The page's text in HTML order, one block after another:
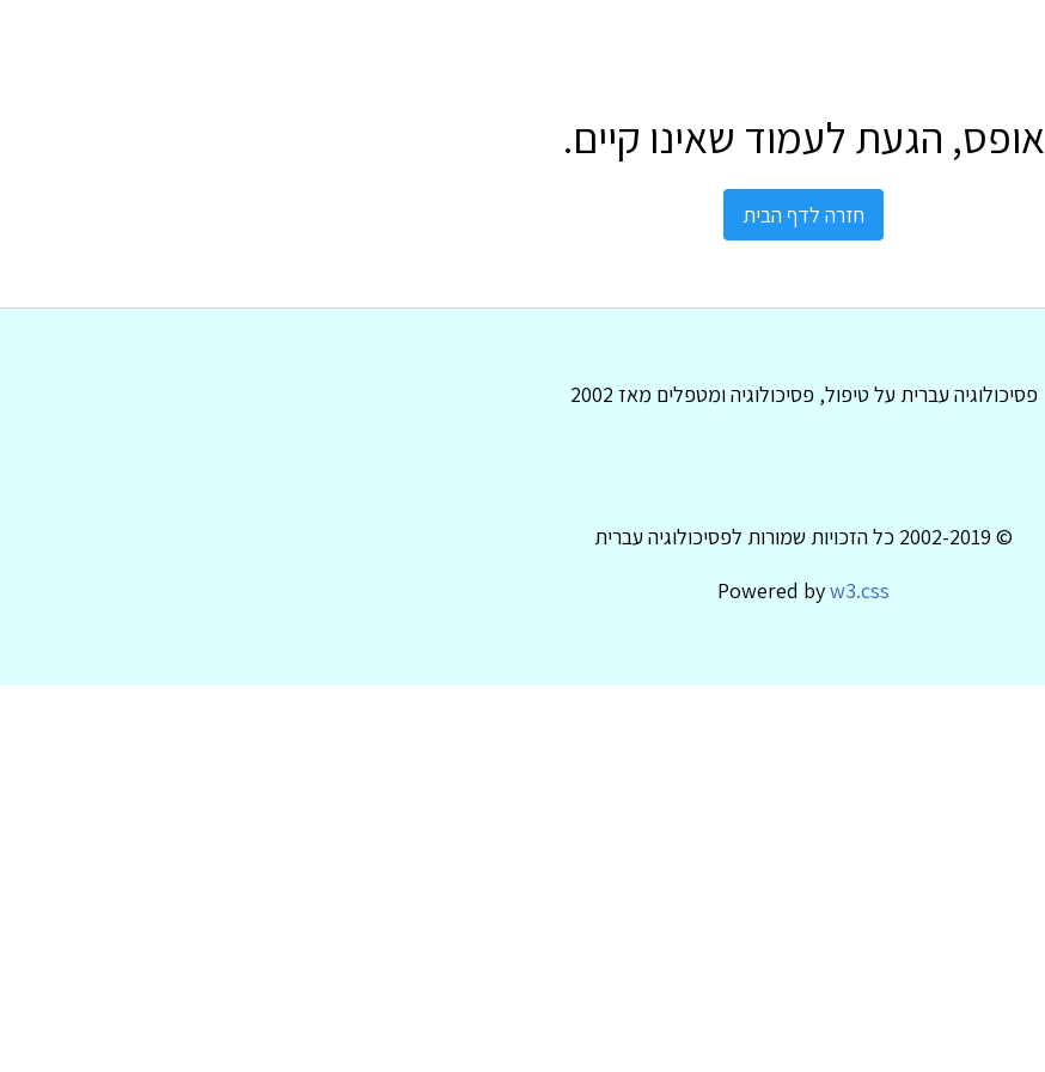
אופס, הגעת לעמוד שאינו קיים.
חזרה לדף הבית
פסיכולוגיה עברית על טיפול, פסיכולוגיה ומטפלים מאז 2002
© 2002-2019 כל הזכויות שמורות לפסיכולוגיה עברית
Powered byw3.css